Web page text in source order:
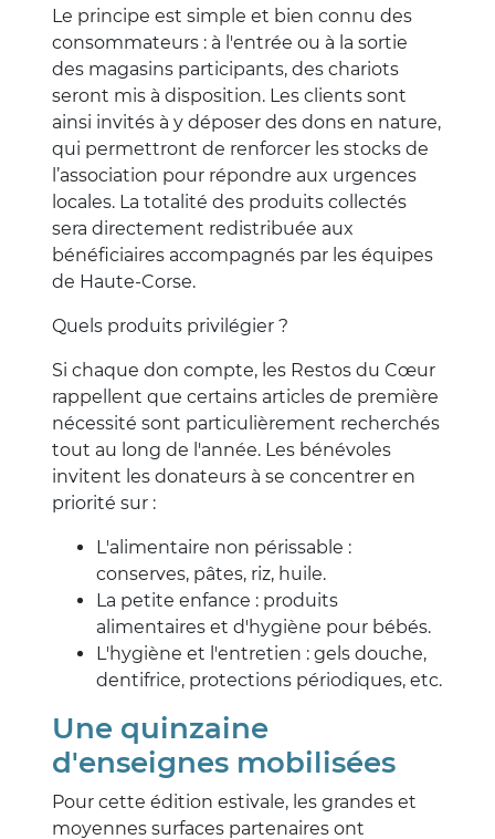
Le principe est simple et bien connu des
consommateurs : à l'entrée ou à la sortie
des magasins participants, des chariots
seront mis à disposition. Les clients sont
ainsi invités à y déposer des dons en nature,
qui permettront de renforcer les stocks de
l’association pour répondre aux urgences
locales. La totalité des produits collectés
sera directement redistribuée aux
bénéficiaires accompagnés par les équipes
de Haute-Corse.
Quels produits privilégier ?
Si chaque don compte, les Restos du Cœur
rappellent que certains articles de première
nécessité sont particulièrement recherchés
tout au long de l'année. Les bénévoles
invitent les donateurs à se concentrer en
priorité sur :
L'alimentaire non périssable :
conserves, pâtes, riz, huile.
La petite enfance : produits
alimentaires et d'hygiène pour bébés.
L'hygiène et l'entretien : gels douche,
dentifrice, protections périodiques, etc.
Une quinzaine
d'enseignes mobilisées
Pour cette édition estivale, les grandes et
moyennes surfaces partenaires ont